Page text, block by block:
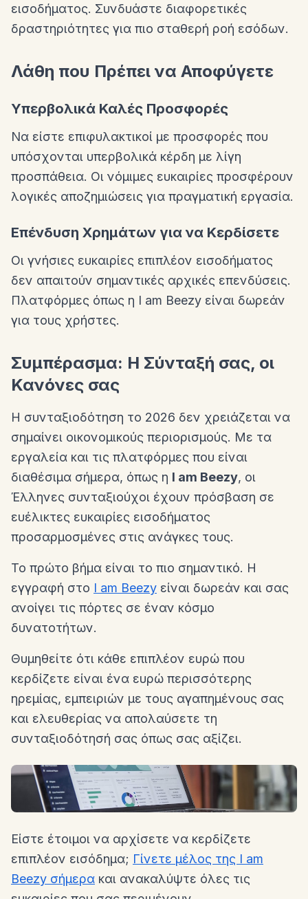
εισοδήματος. Συνδυάστε διαφορετικές
δραστηριότητες για πιο σταθερή ροή εσόδων.
Λάθη που Πρέπει να Αποφύγετε
Υπερβολικά Καλές Προσφορές
Να είστε επιφυλακτικοί με προσφορές που
υπόσχονται υπερβολικά κέρδη με λίγη
προσπάθεια. Οι νόμιμες ευκαιρίες προσφέρουν
λογικές αποζημιώσεις για πραγματική εργασία.
Επένδυση Χρημάτων για να Κερδίσετε
Οι γνήσιες ευκαιρίες επιπλέον εισοδήματος
δεν απαιτούν σημαντικές αρχικές επενδύσεις.
Πλατφόρμες όπως η I am Beezy είναι δωρεάν
για τους χρήστες.
Συμπέρασμα: Η Σύνταξή σας, οι
Κανόνες σας
Η συνταξιοδότηση το 2026 δεν χρειάζεται να
σημαίνει οικονομικούς περιορισμούς. Με τα
εργαλεία και τις πλατφόρμες που είναι
διαθέσιμα σήμερα, όπως η I am Beezy, οι
Έλληνες συνταξιούχοι έχουν πρόσβαση σε
ευέλικτες ευκαιρίες εισοδήματος
προσαρμοσμένες στις ανάγκες τους.
Το πρώτο βήμα είναι το πιο σημαντικό. Η
εγγραφή στο I am Beezy είναι δωρεάν και σας
ανοίγει τις πόρτες σε έναν κόσμο
δυνατοτήτων.
Θυμηθείτε ότι κάθε επιπλέον ευρώ που
κερδίζετε είναι ένα ευρώ περισσότερης
ηρεμίας, εμπειριών με τους αγαπημένους σας
και ελευθερίας να απολαύσετε τη
συνταξιοδότησή σας όπως σας αξίζει.
Είστε έτοιμοι να αρχίσετε να κερδίζετε
επιπλέον εισόδημα; Γίνετε μέλος της I am
Beezy σήμερα και ανακαλύψτε όλες τις